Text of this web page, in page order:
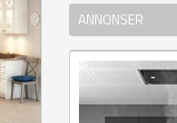
ANNONSER